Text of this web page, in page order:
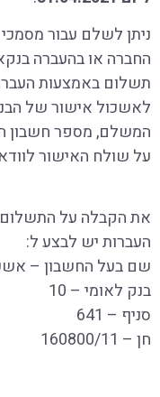
ניתן לשלם עבור
החברה או בהעברה
תשלום באמצעות
לאשכול אישור של
המשלם, מספר חשבון
על שולח האישור
את הקבלה על
העברות יש לבצע ל:
שם בעל החשבון –
בנק לאומי – 10
סניף – 641
חן – 160800/11